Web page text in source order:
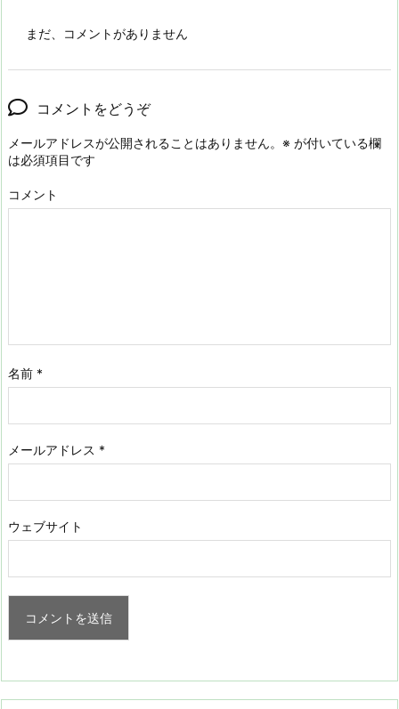
まだ、コメントがありません
コメントをどうぞ
メールアドレスが公開されることはありません。 ※ が付いている欄
は必須項目です
コメント
名前 *
メールアドレス *
ウェブサイト